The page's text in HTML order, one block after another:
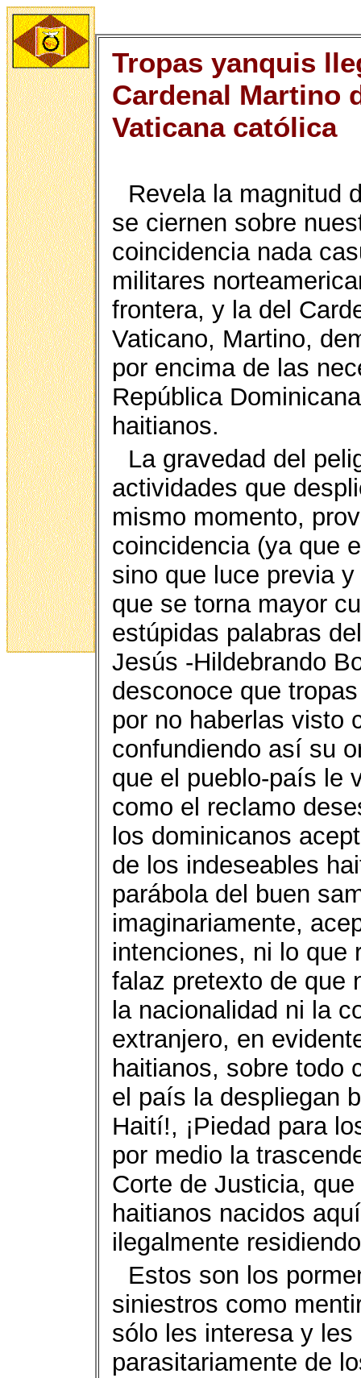
Tropas yanquis
Cardenal Martino
Vaticana católica
Revela la magnitud
se ciernen sobre
coincidencia nada
militares
frontera, y la del
Vaticano, Martino,
por encima de las
República
haitianos.
La gravedad del
actividades que
mismo momento,
coincidencia (ya que
sino que luce previa
que se torna mayor
estúpidas palabras
Jesús -Hildebrando
desconoce que
por no haberlas visto
confundiendo así su
que el pueblo-país le
como el reclamo
los dominicanos
de los indeseables
parábola del buen
imaginariamente,
intenciones, ni lo que
falaz pretexto de que
la nacionalidad ni la
extranjero, en
haitianos, sobre todo
el país la despliegan
Haití!, ¡Piedad para
por medio la
Corte de Justicia,
haitianos nacidos
ilegalmente
Estos son los
siniestros como
sólo les interesa y
parasitariamente de